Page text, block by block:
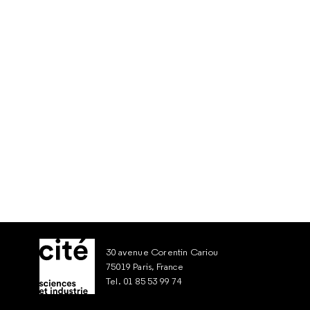
30 avenue Corentin Cariou
75019 Paris, France
Tel. 01 85 53 99 74